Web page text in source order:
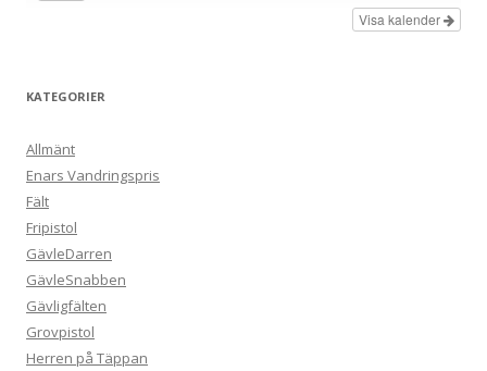
Visa kalender
KATEGORIER
Allmänt
Enars Vandringspris
Fält
Fripistol
GävleDarren
GävleSnabben
Gävligfälten
Grovpistol
Herren på Täppan